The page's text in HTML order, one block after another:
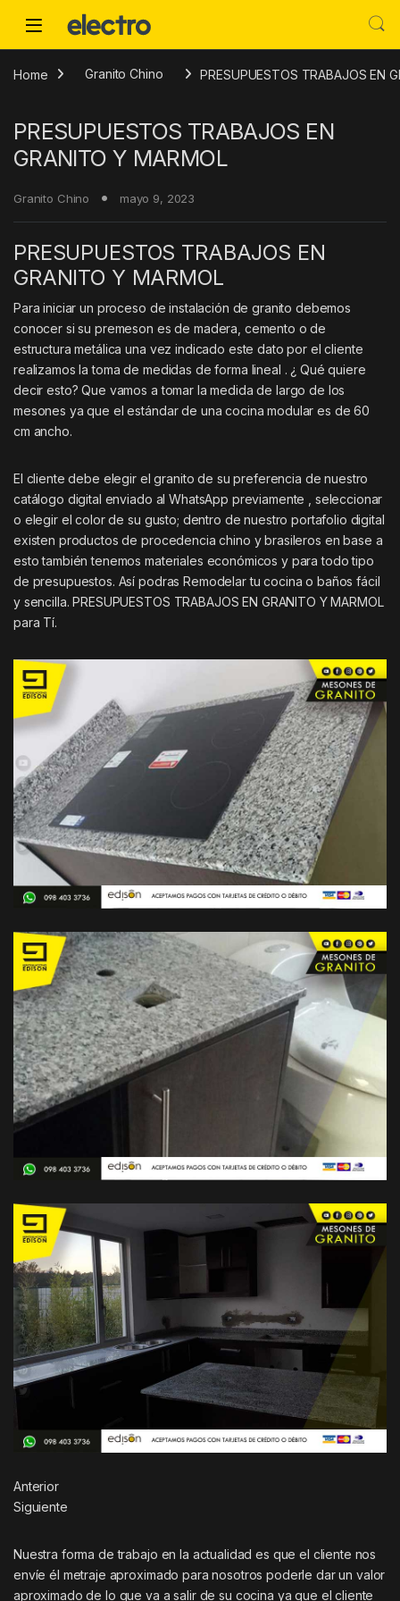
Home Granito Chino PRESUPUESTOS TRABAJOS EN
PRESUPUESTOS TRABAJOS EN
GRANITO Y MARMOL
Granito Chino mayo 9, 2023
PRESUPUESTOS TRABAJOS EN
GRANITO Y MARMOL
Para iniciar un proceso de instalación de granito debemos
conocer si su premeson es de madera, cemento o de
estructura metálica una vez indicado este dato por el cliente
realizamos la toma de medidas de forma lineal . ¿ Qué quiere
decir esto? Que vamos a tomar la medida de largo de los
mesones ya que el estándar de una cocina modular es de 60
cm ancho.
El cliente debe elegir el granito de su preferencia de nuestro
catálogo digital enviado al WhatsApp previamente , seleccionar
o elegir el color de su gusto; dentro de nuestro portafolio digital
existen productos de procedencia chino y brasileros en base a
esto también tenemos materiales económicos y para todo tipo
de presupuestos. Así podras Remodelar tu cocina o baños fácil
y sencilla. PRESUPUESTOS TRABAJOS EN GRANITO Y MARMOL
para Tí.
Anterior
Siguiente
Nuestra forma de trabajo en la actualidad es que el cliente nos
envíe él metraje aproximado para nosotros poderle dar un valor
aproximado de lo que va a salir de su cocina ya que el cliente